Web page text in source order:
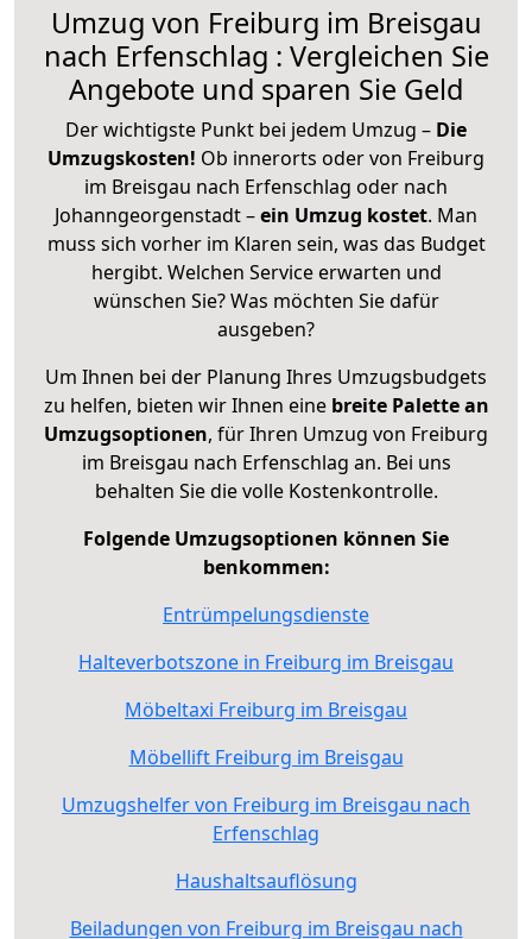
Umzug von Freiburg im Breisgau
nach Erfenschlag : Vergleichen Sie
Angebote und sparen Sie Geld
Der wichtigste Punkt bei jedem Umzug – Die
Umzugskosten! Ob innerorts oder von Freiburg
im Breisgau nach Erfenschlag oder nach
Johanngeorgenstadt –ein Umzug kostet. Man
muss sich vorher im Klaren sein, was das Budget
hergibt. Welchen Service erwarten und
wünschen Sie? Was möchten Sie dafür
ausgeben?
Um Ihnen bei der Planung Ihres Umzugsbudgets
zu helfen, bieten wir Ihnen eine breite Palette an
Umzugsoptionen, für Ihren Umzug von Freiburg
im Breisgau nach Erfenschlag an. Bei uns
behalten Sie die volle Kostenkontrolle.
Folgende Umzugsoptionen können Sie
benkommen:
Entrümpelungsdienste
Halteverbotszone in Freiburg im Breisgau
Möbeltaxi Freiburg im Breisgau
Möbellift Freiburg im Breisgau
Umzugshelfer von Freiburg im Breisgau nach
Erfenschlag
Haushaltsauflösung
Beiladungen von Freiburg im Breisgau nach